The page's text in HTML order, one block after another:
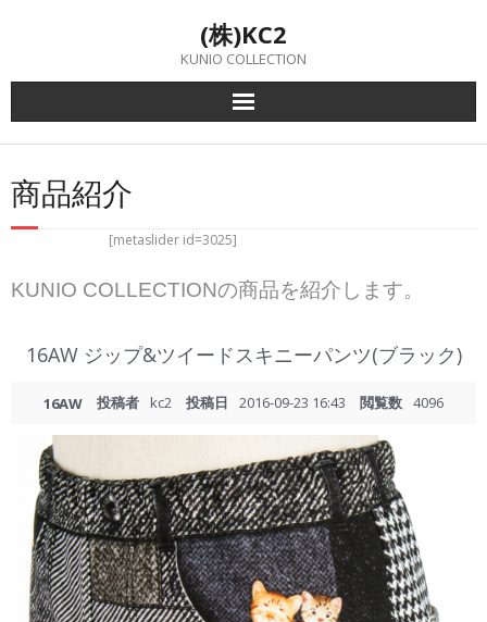
(株)KC2
KUNIO COLLECTION
商品紹介
[metaslider id=3025]
KUNIO COLLECTIONの商品を紹介します。
16AW ジップ&ツイードスキニーパンツ(ブラック)
16AW 投稿者 kc2 投稿日 2016-09-23 16:43 閲覧数 4096